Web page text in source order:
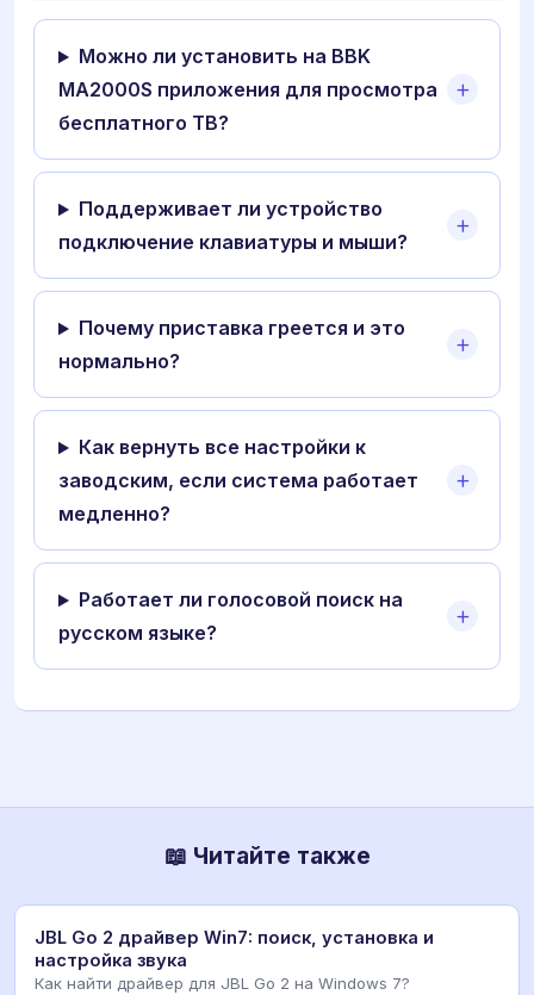
Можно ли установить на BBK
MA2000S приложения для просмотра
бесплатного ТВ?
Поддерживает ли устройство
подключение клавиатуры и мыши?
Почему приставка греется и это
нормально?
Как вернуть все настройки к
заводским, если система работает
медленно?
Работает ли голосовой поиск на
русском языке?
📖 Читайте также
JBL Go 2 драйвер Win7: поиск, установка и
настройка звука
Как найти драйвер для JBL Go 2 на Windows 7?